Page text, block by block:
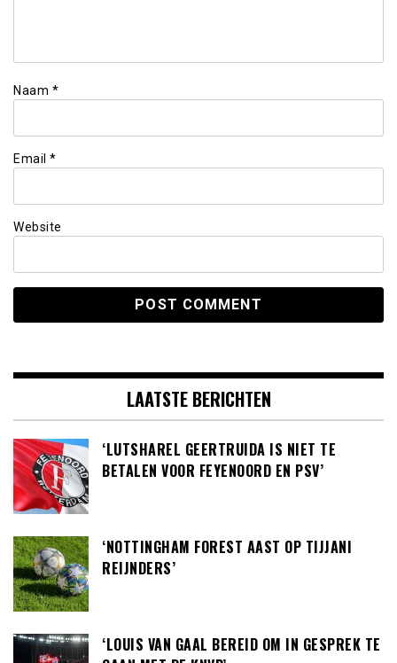
Naam *
Email *
Website
LAATSTE BERICHTEN
‘LUTSHAREL GEERTRUIDA IS NIET TE
BETALEN VOOR FEYENOORD EN PSV’
‘NOTTINGHAM FOREST AAST OP TIJJANI
REIJNDERS’
‘LOUIS VAN GAAL BEREID OM IN GESPREK TE